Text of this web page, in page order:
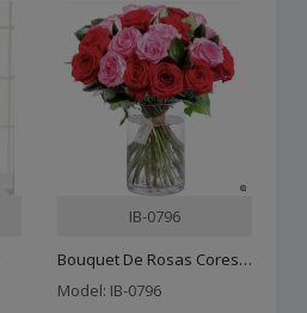
IB-0796
Bouquet De Rosas Cores E ..
Model: IB-0796